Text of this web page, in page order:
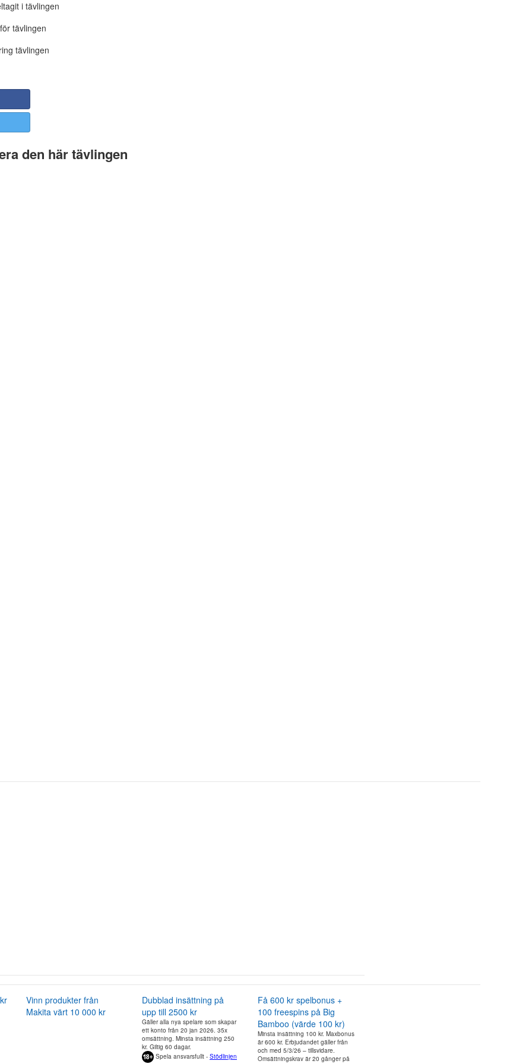
i tävlingen
tävlingen
tävlingen
den här tävlingen
Vinn produkter från
Makita värt 10 000 kr
Dubblad insättning på
upp till 2500 kr
Gäller alla nya spelare som skapar
ett konto från 20 jan 2026. 35x
omsättning. Minsta insättning 250
kr. Giltig 60 dagar.
Spela ansvarsfullt - Stödlinjen
Få 600 kr spelbonus +
100 freespins på Big
Bamboo (värde 100 kr)
Minsta insättning 100 kr. Maxbonus
är 600 kr. Erbjudandet gäller från
och med 5/3/26 – tillsvidare.
Omsättningskrav är 20 gånger på